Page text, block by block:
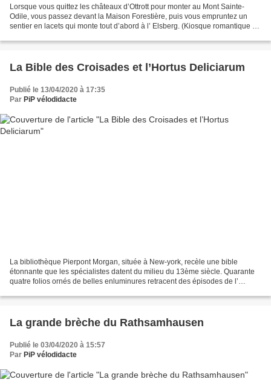
Lorsque vous quittez les châteaux d’Ottrott pour monter au Mont Sainte-
Odile, vous passez devant la Maison Forestière, puis vous empruntez un
sentier en lacets qui monte tout d’abord à l’ Elsberg. (Kiosque romantique et
La Bible des Croisades et l’Hortus Deliciarum
Publié le 13/04/2020 à 17:35
Par PiP vélodidacte
La bibliothèque Pierpont Morgan, située à New-york, recèle une bible
étonnante que les spécialistes datent du milieu du 13ème siècle. Quarante
quatre folios ornés de belles enluminures retracent des épisodes de l’
La grande brèche du Rathsamhausen
Publié le 03/04/2020 à 15:57
Par PiP vélodidacte